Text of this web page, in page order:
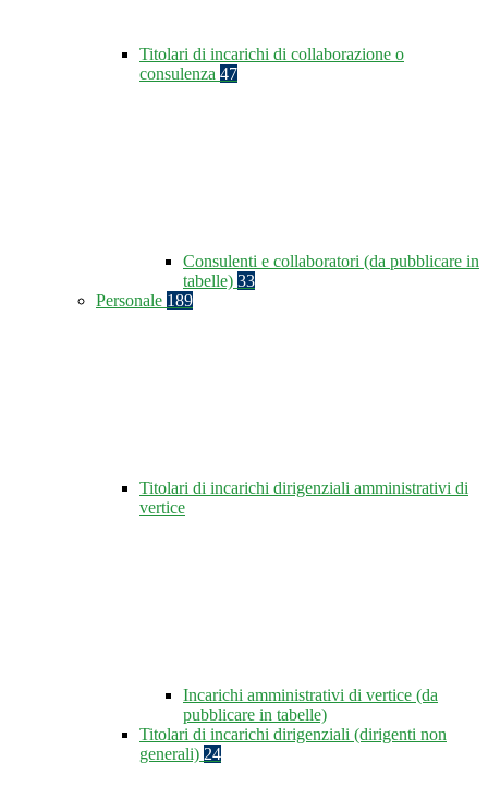
Titolari di incarichi di collaborazione o
consulenza 47
Consulenti e collaboratori (da pubblicare in
tabelle) 33
Personale 189
Titolari di incarichi dirigenziali amministrativi di
vertice
Incarichi amministrativi di vertice (da
pubblicare in tabelle)
Titolari di incarichi dirigenziali (dirigenti non
generali) 24